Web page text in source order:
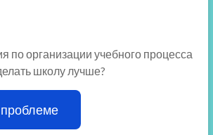
по организации учебного процесса
школу лучше?